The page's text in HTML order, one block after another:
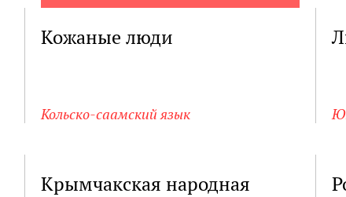
Кожаные люди
Кольско-саамский язык
Крымчакская народная